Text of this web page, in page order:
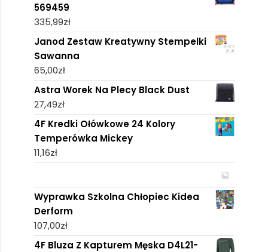
569459
335,99zł
Janod Zestaw Kreatywny Stempelki
Sawanna
65,00zł
Astra Worek Na Plecy Black Dust
27,49zł
4F Kredki Ołówkowe 24 Kolory
Temperówka Mickey
11,16zł
Wyprawka Szkolna Chłopiec Kidea
Derform
107,00zł
4F Bluza Z Kapturem Męska D4L21-